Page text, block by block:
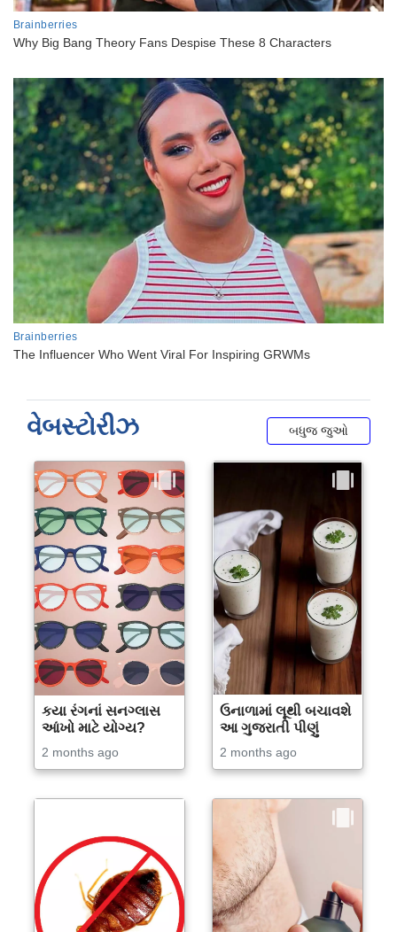
વેબસ્ટોરીઝ બધુજ જુઓ
કયા રંગનાં સનગ્લાસ
આંખો માટે યોગ્ય?
2 months ago
ઉનાળામાં લૂથી બચાવશે
આ ગુજરાતી પીણું
2 months ago